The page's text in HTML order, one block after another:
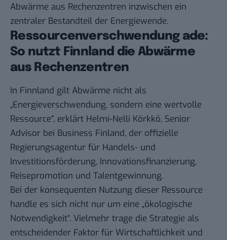
Abwärme aus Rechenzentren inzwischen ein
zentraler Bestandteil der Energiewende.
Ressourcenverschwendung ade:
So nutzt Finnland die Abwärme
aus Rechenzentren
In Finnland gilt Abwärme nicht als
„Energieverschwendung, sondern eine wertvolle
Ressource“, erklärt Helmi-Nelli Körkkö, Senior
Advisor bei Business Finland, der offizielle
Regierungsagentur für Handels- und
Investitionsförderung, Innovationsfinanzierung,
Reisepromotion und Talentgewinnung.
Bei der konsequenten Nutzung dieser Ressource
handle es sich nicht nur um eine „ökologische
Notwendigkeit“. Vielmehr trage die Strategie als
entscheidender Faktor für Wirtschaftlichkeit und